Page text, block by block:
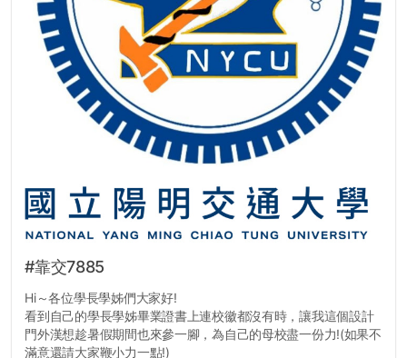
#靠交7885
Hi～各位學長學姊們大家好!
看到自己的學長學姊畢業證書上連校徽都沒有時，讓我這個設計
門外漢想趁暑假期間也來參一腳，為自己的母校盡一份力!(如果不
滿意還請大家鞭小力一點!)